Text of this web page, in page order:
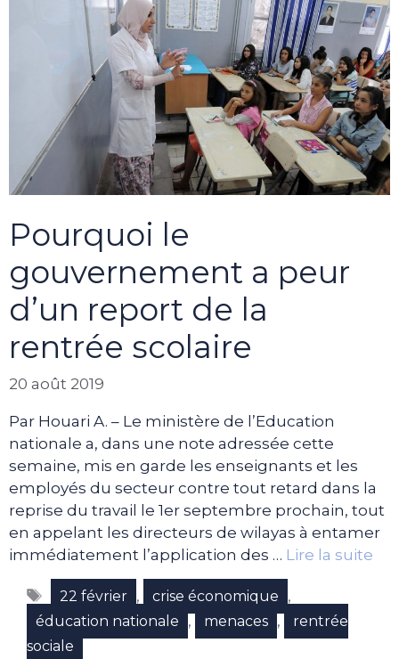
Pourquoi le
gouvernement a peur
d’un report de la
rentrée scolaire
20 août 2019
Par Houari A. – Le ministère de l’Education
nationale a, dans une note adressée cette
semaine, mis en garde les enseignants et les
employés du secteur contre tout retard dans la
reprise du travail le 1er septembre prochain, tout
en appelant les directeurs de wilayas à entamer
immédiatement l’application des … Lire la suite
Étiquettes
22 février , crise économique ,
éducation nationale , menaces ,
rentrée
sociale